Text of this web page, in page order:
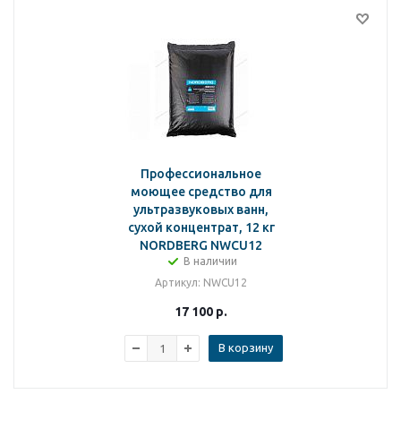
Профессиональное
моющее средство для
ультразвуковых ванн,
сухой концентрат, 12 кг
NORDBERG NWCU12
В наличии
Артикул: NWCU12
17 100 р.
В корзину